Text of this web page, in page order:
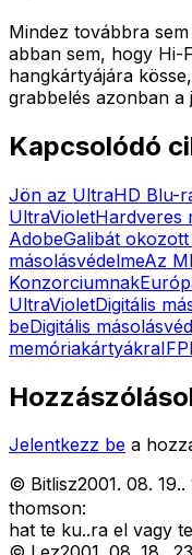
Mindez továbbra
abban sem, hogy Hi-
hangkártyájára
grabbelés azonban a
Kapcsolódó
Jön az UltraHD Blu-
UltraVioletHardveres
AdobeGalibát
másolásvédelmeAz
Konzorciumnak
UltraVioletDigitális
beDigitális
memóriakártyákraIFPI
Jelentkezz be a
© Bitlisz2001. 08. 19..
thomson:
hat te ku..ra el vagy